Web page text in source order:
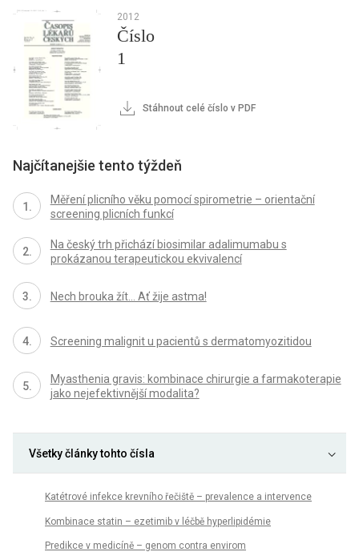
2012
Číslo
1
Stáhnout celé číslo v PDF
Najčítanejšie tento týždeň
Měření plicního věku pomocí spirometrie – orientační
screening plicních funkcí
Na český trh přichází biosimilar adalimumabu s
prokázanou terapeutickou ekvivalencí
Nech brouka žít… Ať žije astma!
Screening malignit u pacientů s dermatomyozitidou
Myasthenia gravis: kombinace chirurgie a farmakoterapie
jako nejefektivnější modalita?
Všetky články tohto čísla
Katétrové infekce krevního řečiště – prevalence a intervence
Kombinace statin – ezetimib v léčbě hyperlipidémie
Predikce v medicíně – genom contra envirom